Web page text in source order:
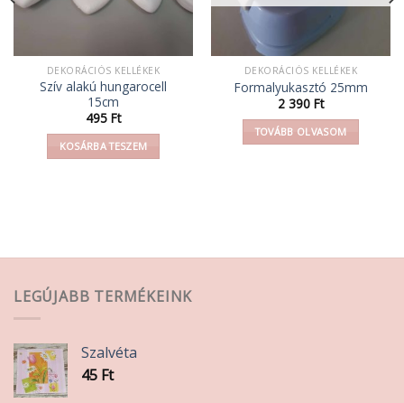
DEKORÁCIÓS KELLÉKEK
Szív alakú hungarocell
15cm
495 Ft
KOSÁRBA TESZEM
DEKORÁCIÓS KELLÉKEK
Formalyukasztó 25mm
2 390 Ft
TOVÁBB OLVASOM
LEGÚJABB TERMÉKEINK
Szalvéta
45 Ft